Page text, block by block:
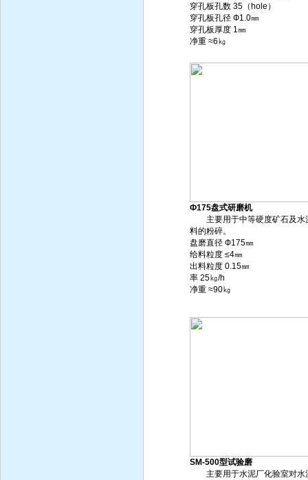
穿孔板孔数 35（hole）
穿孔板孔径 Ф1.0㎜
穿孔板厚度 1㎜
净重 ≈6㎏
Ф175盘式研磨机
主要用于中等硬度矿石及水
料的粉碎。
盘磨直径 Ф175㎜
给料粒度 ≤4㎜
出料粒度 0.15㎜
率 25㎏/h
净重 ≈90㎏
SM-500型试验磨
主要用于水泥厂化验室对水